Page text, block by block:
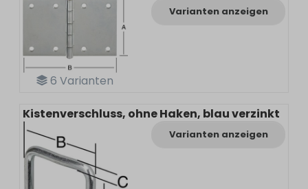
6 Varianten
Varianten anzeigen
Kistenverschluss, ohne Haken, blau verzinkt
Varianten anzeigen